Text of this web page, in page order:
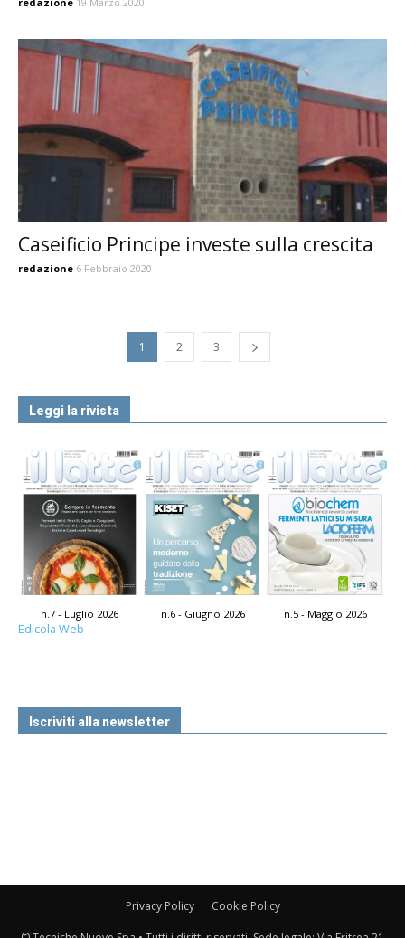
Caseificio Principe investe sulla crescita
redazione 6 Febbraio 2020
1 2 3
Leggi la rivista
n.7 - Luglio 2026 n.6 - Giugno 2026 n.5 - Maggio 2026
Edicola Web
Iscriviti alla newsletter
Privacy Policy Cookie Policy